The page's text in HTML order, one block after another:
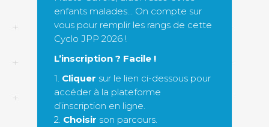
enfants malades… On compte sur
vous pour remplir les rangs de cette
Cyclo JPP 2026 !
L’inscription ? Facile !
1. Cliquer sur le lien ci-dessous pour
accéder à la plateforme
d’inscription en ligne.
2. Choisir son parcours.